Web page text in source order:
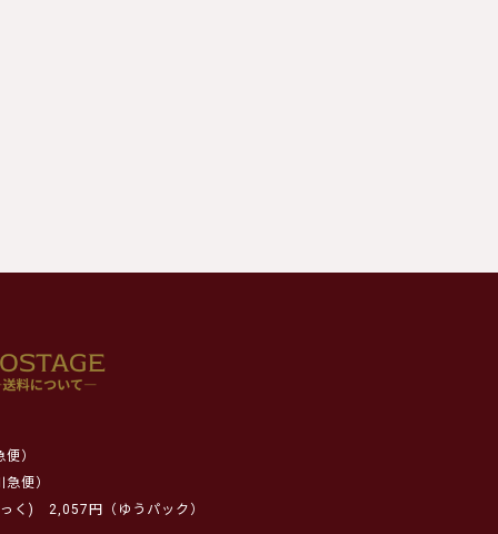
）
便）
く)
2,057円（ゆうパック）